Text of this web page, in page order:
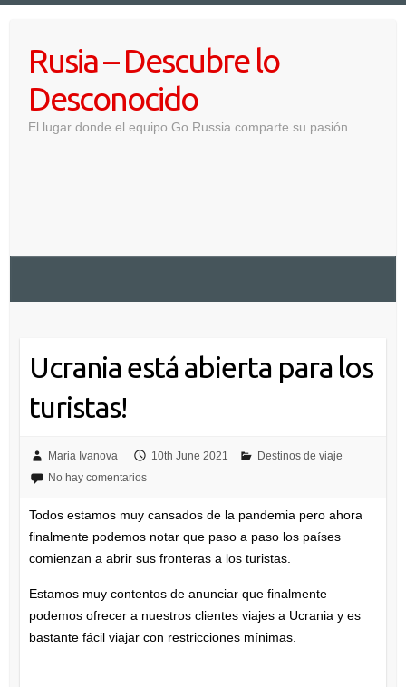
contenidoRusia – Descubre lo
Desconocido
El lugar donde el equipo Go Russia comparte su pasión
Ucrania está abierta para los
turistas!
Maria Ivanova 10th June 2021
Destinos de viaje
No hay comentarios
Todos estamos muy cansados de la pandemia pero ahora
finalmente podemos notar que paso a paso los países
comienzan a abrir sus fronteras a los turistas.
Estamos muy contentos de anunciar que finalmente
podemos ofrecer a nuestros clientes viajes a Ucrania y es
bastante fácil viajar con restricciones mínimas.